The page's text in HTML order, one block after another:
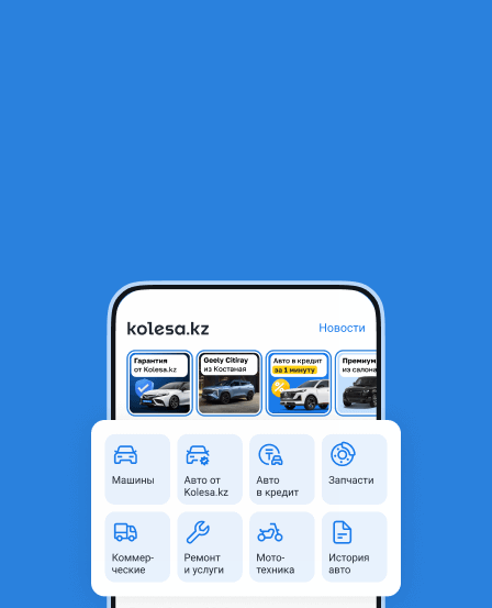
Chery Tiggo 2 Pro 2024 года
Объявление находится в архиве и может быть
Атырау, Атырауская область
Поколение
2023 - н.в. 2 поколение